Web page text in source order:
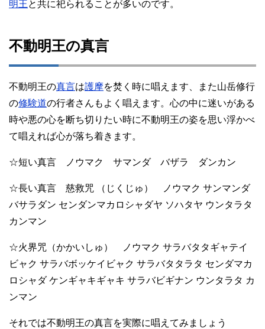
明王と共に祀られることが多いのです。
不動明王の真言
不動明王の真言は護摩を焚く時に唱えます、また山岳修行
の修験道の行者さんもよく唱えます。心の中に迷いがある
時や悪の心を断ち切りたい時に不動明王の姿を思い浮かべ
て唱えれば心が落ち着きます。
☆短い真言 ノウマク サマンダ バザラ ダンカン
☆長い真言 慈救咒 （じくじゅ） ノウマク サンマンダ
バサラダン センダンマカロシャダヤ ソハタヤ ウンタラタ
カンマン
☆火界咒（かかいしゅ） ノウマク サラバタタギャテイ
ビャク サラバボッケイビャク サラバタタラタ センダマカ
ロシャダ ケンギャキギャキ サラバビギナン ウンタラタ カ
ンマン
それでは不動明王の真言を実際に唱えてみましょう